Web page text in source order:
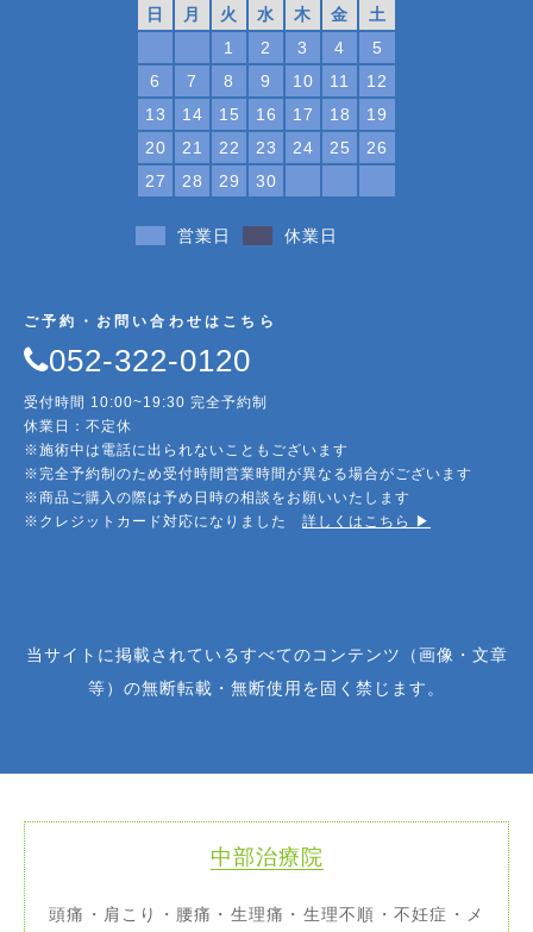
日 月 火 水 木 金
土
1
2 3 4
5
6
7 8 9 10 11
12
13
14 15 16 17 18
19
20
21 22 23 24 25
26
27
28 29 30
営業日 休業日
ご予約・お問い合わせはこちら
052-322-0120
受付時間 10:00~19:30 完全予約制
休業日：不定休
※施術中は電話に出られないこともございます
※完全予約制のため受付時間営業時間が異なる場合がございます
※商品ご購入の際は予め日時の相談をお願いいたします
※クレジットカード対応になりました 詳しくはこちら ▶︎
当サイトに掲載されているすべてのコンテンツ（画像・文章
等）の無断転載・無断使用を固く禁じます。
中部治療院
頭痛・肩こり・腰痛・生理痛・生理不順・不妊症・メ